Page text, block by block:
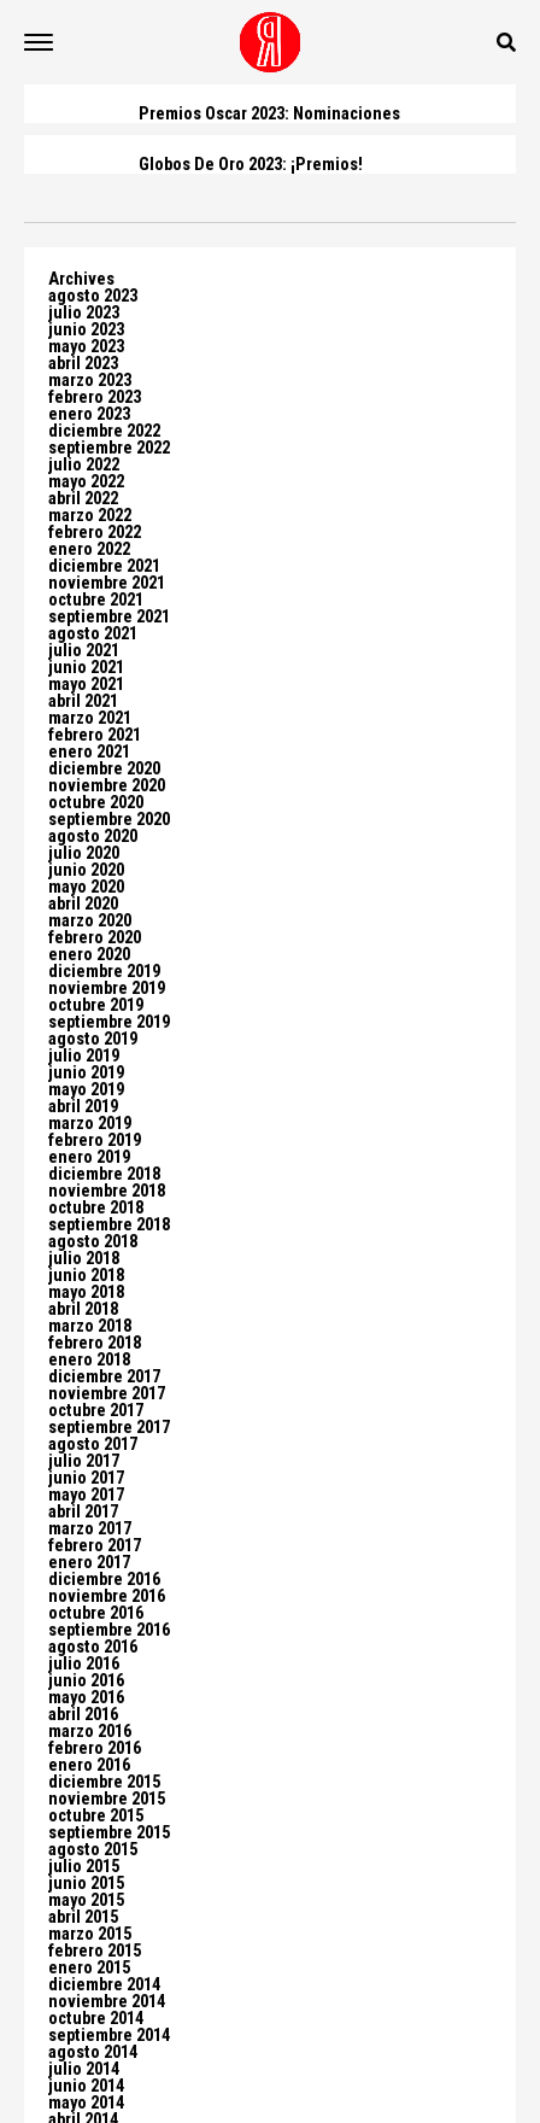
Premios Oscar 2023: Nominaciones
Globos De Oro 2023: ¡Premios!
Archives
agosto 2023
julio 2023
junio 2023
mayo 2023
abril 2023
marzo 2023
febrero 2023
enero 2023
diciembre 2022
septiembre 2022
julio 2022
mayo 2022
abril 2022
marzo 2022
febrero 2022
enero 2022
diciembre 2021
noviembre 2021
octubre 2021
septiembre 2021
agosto 2021
julio 2021
junio 2021
mayo 2021
abril 2021
marzo 2021
febrero 2021
enero 2021
diciembre 2020
noviembre 2020
octubre 2020
septiembre 2020
agosto 2020
julio 2020
junio 2020
mayo 2020
abril 2020
marzo 2020
febrero 2020
enero 2020
diciembre 2019
noviembre 2019
octubre 2019
septiembre 2019
agosto 2019
julio 2019
junio 2019
mayo 2019
abril 2019
marzo 2019
febrero 2019
enero 2019
diciembre 2018
noviembre 2018
octubre 2018
septiembre 2018
agosto 2018
julio 2018
junio 2018
mayo 2018
abril 2018
marzo 2018
febrero 2018
enero 2018
diciembre 2017
noviembre 2017
octubre 2017
septiembre 2017
agosto 2017
julio 2017
junio 2017
mayo 2017
abril 2017
marzo 2017
febrero 2017
enero 2017
diciembre 2016
noviembre 2016
octubre 2016
septiembre 2016
agosto 2016
julio 2016
junio 2016
mayo 2016
abril 2016
marzo 2016
febrero 2016
enero 2016
diciembre 2015
noviembre 2015
octubre 2015
septiembre 2015
agosto 2015
julio 2015
junio 2015
mayo 2015
abril 2015
marzo 2015
febrero 2015
enero 2015
diciembre 2014
noviembre 2014
octubre 2014
septiembre 2014
agosto 2014
julio 2014
junio 2014
mayo 2014